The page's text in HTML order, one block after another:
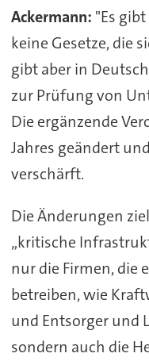
Ackermann: "Es
keine Gesetze, die
gibt aber in
zur Prüfung von
Die ergänzende
Jahres geändert
verschärft.
Die Änderungen
„kritische
nur die Firmen, die
betreiben, wie
und Entsorger und
sondern auch die